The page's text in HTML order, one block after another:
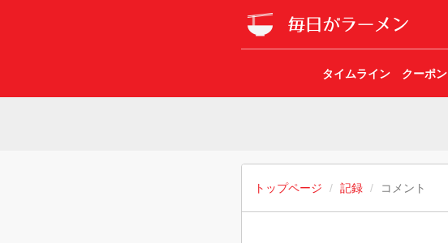
タイムライン クーポン
トップページ 記録 コメント